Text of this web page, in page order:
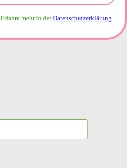
Erfahre mehr in derDatenschutzerklärung